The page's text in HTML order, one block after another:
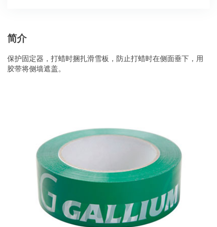
简介
保护固定器，打蜡时捆扎滑雪板，防止打蜡时在侧面垂下，用
胶带将侧墙遮盖。